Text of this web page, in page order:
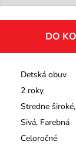
Detská obuv
2 roky
Stredne široké,
Sivá, Farebná
Celoročné